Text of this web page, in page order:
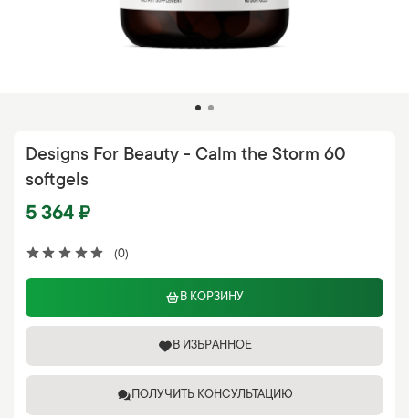
(0)
Designs For Beauty - Calm the Storm 60
softgels
5 364 ₽
В КОРЗИНУ
В ИЗБРАННОЕ
ПОЛУЧИТЬ КОНСУЛЬТАЦИЮ